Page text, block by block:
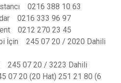
0216 388 10 63
0216 333 96 97
0212 270 23 45
İçin 245 07 20 / 2020 Dahili
245 07 20 / 3223 Dahili
07 20 (20 Hat) 251 21 80 (6